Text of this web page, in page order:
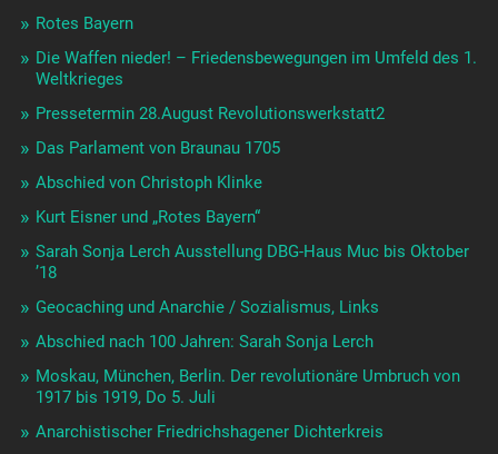
Rotes Bayern
Die Waffen nieder! – Friedensbewegungen im Umfeld des 1.
Weltkrieges
Pressetermin 28.August Revolutionswerkstatt2
Das Parlament von Braunau 1705
Abschied von Christoph Klinke
Kurt Eisner und „Rotes Bayern“
Sarah Sonja Lerch Ausstellung DBG-Haus Muc bis Oktober
’18
Geocaching und Anarchie / Sozialismus, Links
Abschied nach 100 Jahren: Sarah Sonja Lerch
Moskau, München, Berlin. Der revolutionäre Umbruch von
1917 bis 1919, Do 5. Juli
Anarchistischer Friedrichshagener Dichterkreis